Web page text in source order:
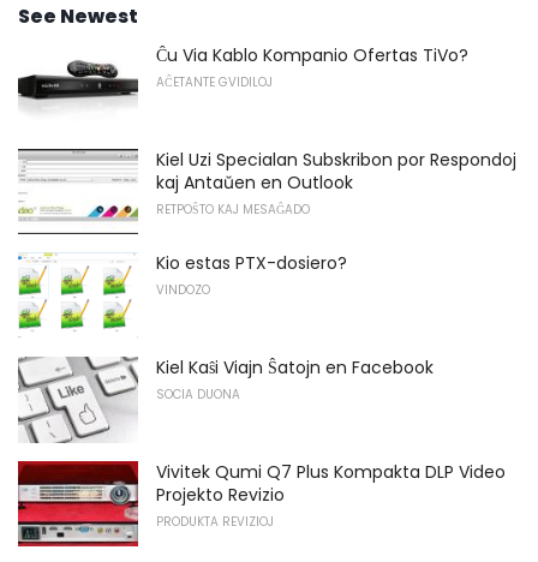
See Newest
Ĉu Via Kablo Kompanio Ofertas TiVo?
AĈETANTE GVIDILOJ
Kiel Uzi Specialan Subskribon por Respondoj
kaj Antaŭen en Outlook
RETPOŜTO KAJ MESAĜADO
Kio estas PTX-dosiero?
VINDOZO
Kiel Kaŝi Viajn Ŝatojn en Facebook
SOCIA DUONA
Vivitek Qumi Q7 Plus Kompakta DLP Video
Projekto Revizio
PRODUKTA REVIZIOJ